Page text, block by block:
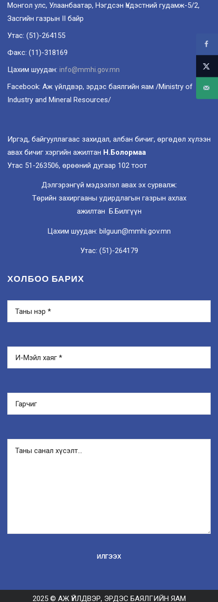
Монгол улс, Улаанбаатар, Нэгдсэн Үндэстний гудамж-5/2,
Засгийн газрын II байр
Утас: (51)-264155
Факс: (11)-318169
Цахим шуудан: info@mmhi.gov.mn
Facebook: Аж үйлдвэр, эрдэс баялгийн яам /Ministry of
Industry and Mineral Resources/
Иргэд, байгууллагаас захидал, албан бичиг, өргөдөл хүлээн
авах бичиг хэргийн ажилтан Н.Болормаа
Утас 51-263506, өрөөний дугаар 102 тоот
Дэлгэрэнгүй мэдээлэл авах эх сурвалж:
Төрийн захиргааны удирдлагын газрын ахлах
ажилтан Б.Билгүүн
Цахим шуудан: bilguun@mmhi.gov.mn
Утас: (51)-264179
ХОЛБОО БАРИХ
2025 © АЖ ҮЙЛДВЭР, ЭРДЭС БАЯЛГИЙН ЯАМ